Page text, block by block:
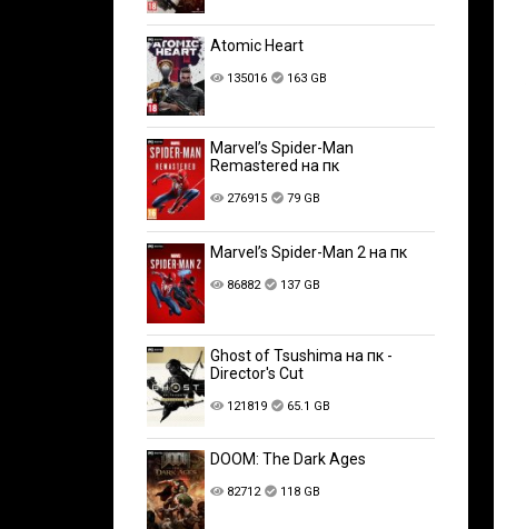
Atomic Heart
135016 163 GB
Marvel’s Spider-Man
Remastered на пк
276915 79 GB
Marvel’s Spider-Man 2 на пк
86882 137 GB
Ghost of Tsushima на пк -
Director's Cut
121819 65.1 GB
DOOM: The Dark Ages
82712 118 GB